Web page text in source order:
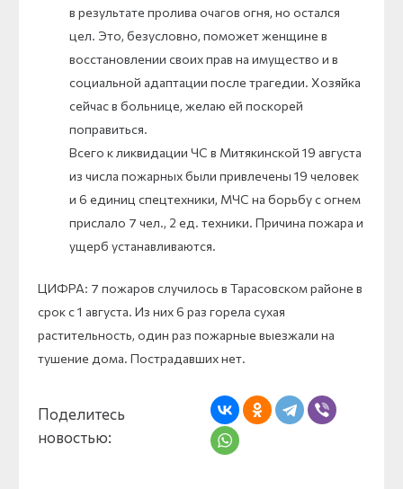
в результате пролива очагов огня, но остался
цел. Это, безусловно, поможет женщине в
восстановлении своих прав на имущество и в
социальной адаптации после трагедии. Хозяйка
сейчас в больнице, желаю ей поскорей
поправиться.
Всего к ликвидации ЧС в Митякинской 19 августа
из числа пожарных были привлечены 19 человек
и 6 единиц спецтехники, МЧС на борьбу с огнем
прислало 7 чел., 2 ед. техники. Причина пожара и
ущерб устанавливаются.
ЦИФРА: 7 пожаров случилось в Тарасовском районе в
срок с 1 августа. Из них 6 раз горела сухая
растительность, один раз пожарные выезжали на
тушение дома. Пострадавших нет.
Поделитесь
новостью: